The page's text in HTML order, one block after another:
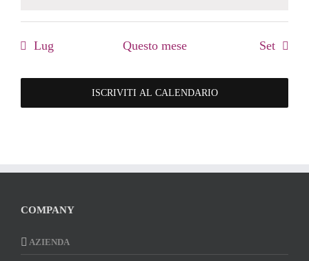
Lug Questo mese Set
ISCRIVITI AL CALENDARIO
COMPANY
AZIENDA